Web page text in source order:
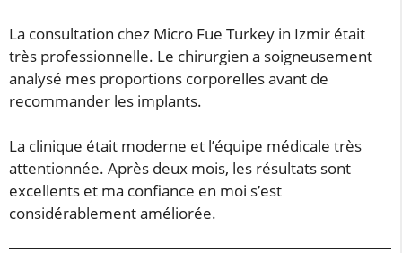
La consultation chez Micro Fue Turkey in Izmir était
très professionnelle. Le chirurgien a soigneusement
analysé mes proportions corporelles avant de
recommander les implants.
La clinique était moderne et l’équipe médicale très
attentionnée. Après deux mois, les résultats sont
excellents et ma confiance en moi s’est
considérablement améliorée.